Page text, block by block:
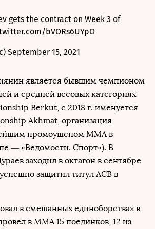
gets the contract on Week 3 of
bVORs6UYpO
September 15, 2021
является бывшим чемпионом
и средней весовых категориях
Berkut, с 2018 г. именуется
Akhmat, организация
промоушеном ММА в
— «Ведомости. Спорт»). В
заходил в октагон в сентябре
успешно защитил титул АСВ в
в смешанных единоборствах в
в ММА 15 поединков, 12 из